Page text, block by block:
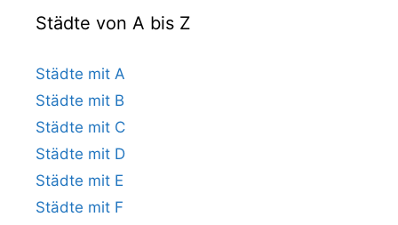
Städte von A bis Z
Städte mit A
Städte mit B
Städte mit C
Städte mit D
Städte mit E
Städte mit F